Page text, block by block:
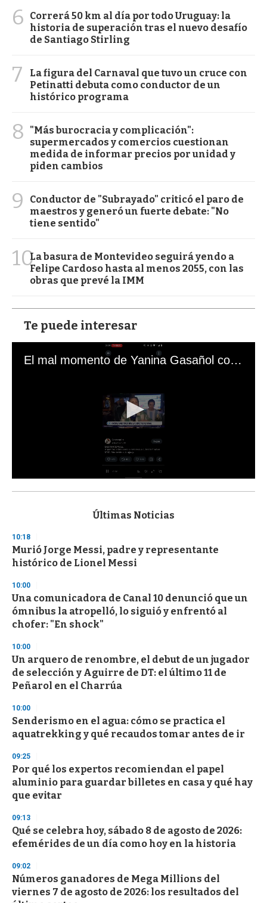
6
Correrá 50 km al día por todo Uruguay: la
historia de superación tras el nuevo desafío
de Santiago Stirling
7
La figura del Carnaval que tuvo un cruce con
Petinatti debuta como conductor de un
histórico programa
8
"Más burocracia y complicación":
supermercados y comercios cuestionan
medida de informar precios por unidad y
piden cambios
9
Conductor de "Subrayado" criticó el paro de
maestros y generó un fuerte debate: "No
tiene sentido"
10La basura de Montevideo seguirá yendo a
Felipe Cardoso hasta al menos 2055, con las
obras que prevé la IMM
Te puede interesar
El mal momento de Yanina Gasañol con un hincha argentino en "Subrayado"
s
d
s
o
f
3
s
e
c
o
d
s
Últimas Noticias
10:18
Murió Jorge Messi, padre y representante
histórico de Lionel Messi
10:00
Una comunicadora de Canal 10 denunció que un
ómnibus la atropelló, lo siguió y enfrentó al
chofer: "En shock"
10:00
Un arquero de renombre, el debut de un jugador
de selección y Aguirre de DT: el último 11 de
Peñarol en el Charrúa
10:00
Senderismo en el agua: cómo se practica el
aquatrekking y qué recaudos tomar antes de ir
09:25
Por qué los expertos recomiendan el papel
aluminio para guardar billetes en casa y qué hay
que evitar
09:13
Qué se celebra hoy, sábado 8 de agosto de 2026:
efemérides de un día como hoy en la historia
09:02
Números ganadores de Mega Millions del
viernes 7 de agosto de 2026: los resultados del